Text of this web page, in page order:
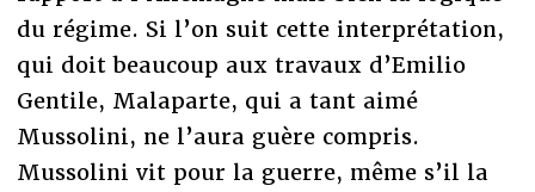
du régime. Si l’on suit cette interprétation,
qui doit beaucoup aux travaux d’Emilio
Gentile, Malaparte, qui a tant aimé
Mussolini, ne l’aura guère compris.
Mussolini vit pour la guerre, même s’il la